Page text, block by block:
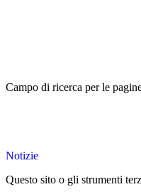
Campo di ricerca per le
Notizie
Questo sito o gli strumenti